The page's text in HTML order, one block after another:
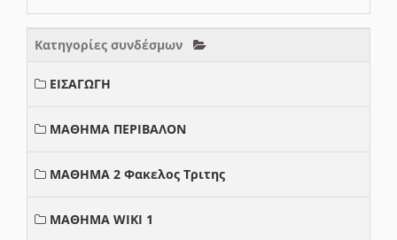
Κατηγορίες συνδέσμων
ΕΙΣΑΓΩΓΗ
ΜΑΘΗΜΑ ΠΕΡΙΒΑΛΟΝ
ΜΑΘΗΜΑ 2 Φακελος Τριτης
ΜΑΘΗΜΑ WIKI 1